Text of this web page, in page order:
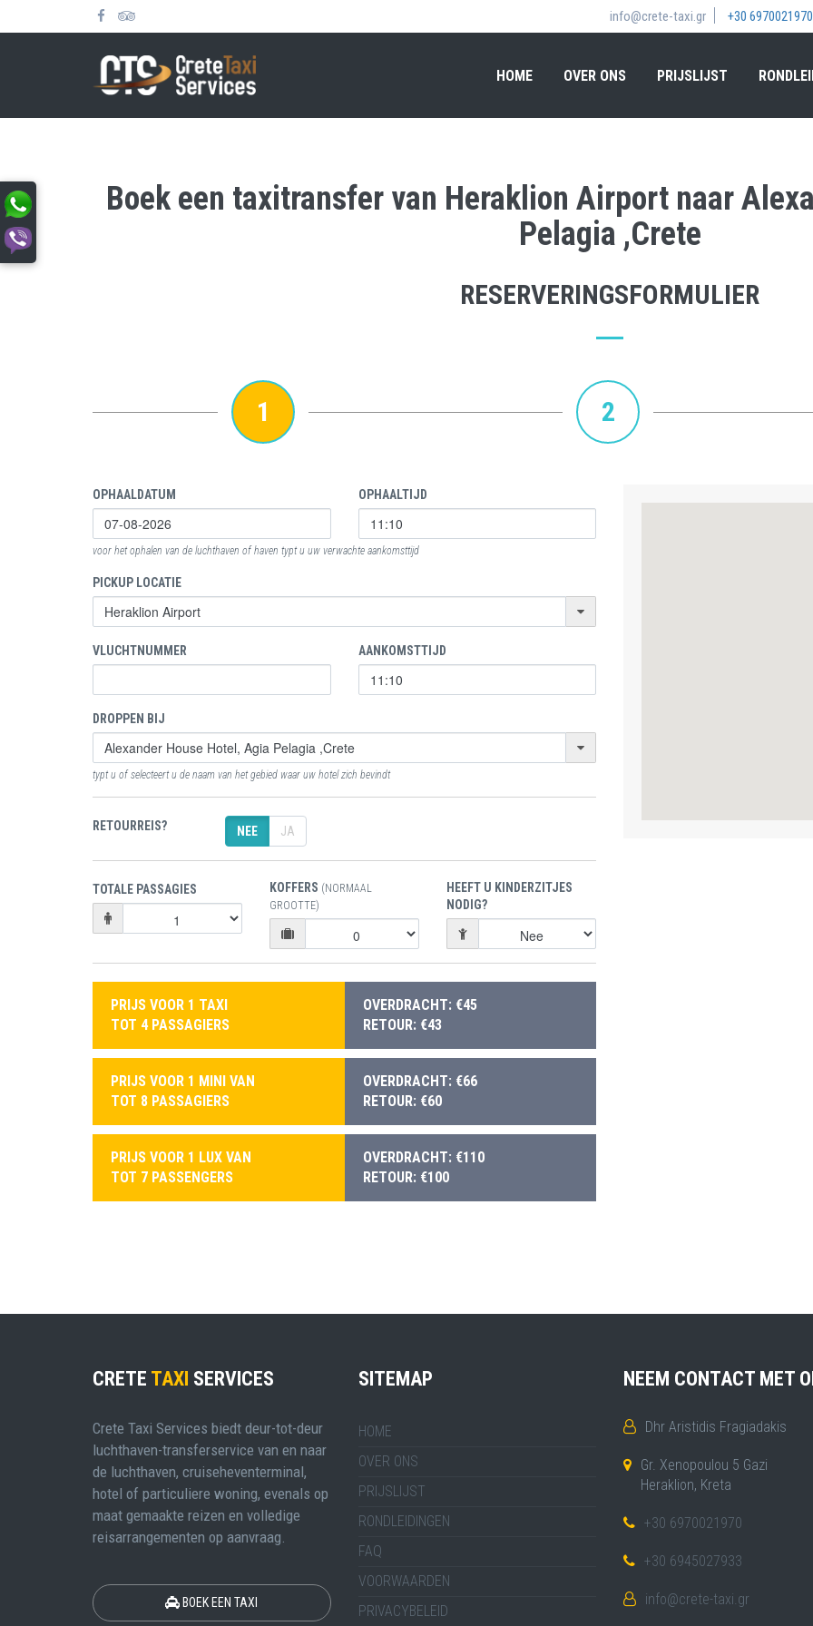
info@crete-taxi.gr +30 6970021970
HOME OVER ONS PRIJSLIJST
Boek een taxitransfer van Heraklion Airport naar
Pelagia ,Crete
RESERVERINGSFORMULIER
1 2
OPHAALDATUM OPHAALTIJD
voor het ophalen van de luchthaven of haven typt u uw verwachte aankomsttijd
PICKUP LOCATIE
VLUCHTNUMMER AANKOMSTTIJD
DROPPEN BIJ
typt u of selecteert u de naam van het gebied waar uw hotel zich bevindt
RETOURREIS? NEE JA
TOTALE PASSAGIES KOFFERS (NORMAAL
GROOTTE)
HEEFT U KINDERZITJES
NODIG?
PRIJS VOOR 1 TAXI
TOT 4 PASSAGIERS
OVERDRACHT: €45
RETOUR: €43
PRIJS VOOR 1 MINI VAN
TOT 8 PASSAGIERS
OVERDRACHT: €66
RETOUR: €60
PRIJS VOOR 1 LUX VAN
TOT 7 PASSENGERS
OVERDRACHT: €110
RETOUR: €100
CRETE TAXI SERVICES
Crete Taxi Services biedt deur-tot-deur
luchthaven-transferservice van en naar
de luchthaven, cruiseheventerminal,
hotel of particuliere woning, evenals op
maat gemaakte reizen en volledige
reisarrangementen op aanvraag.
BOEK EEN TAXI
SITEMAP
HOME
OVER ONS
PRIJSLIJST
RONDLEIDINGEN
FAQ
VOORWAARDEN
PRIVACYBELEID
NEEM CONTACT MET
Dhr Aristidis Fragiadakis
Gr. Xenopoulou 5 Gazi
Heraklion, Kreta
+30 6970021970
+30 6945027933
info@crete-taxi.gr